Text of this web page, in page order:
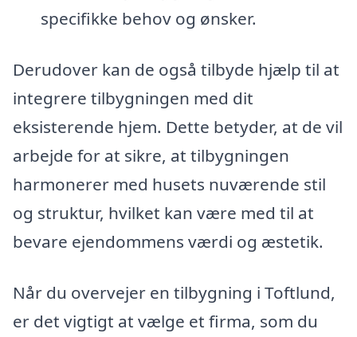
specifikke behov og ønsker.
Derudover kan de også tilbyde hjælp til at
integrere tilbygningen med dit
eksisterende hjem. Dette betyder, at de vil
arbejde for at sikre, at tilbygningen
harmonerer med husets nuværende stil
og struktur, hvilket kan være med til at
bevare ejendommens værdi og æstetik.
Når du overvejer en tilbygning i Toftlund,
er det vigtigt at vælge et firma, som du